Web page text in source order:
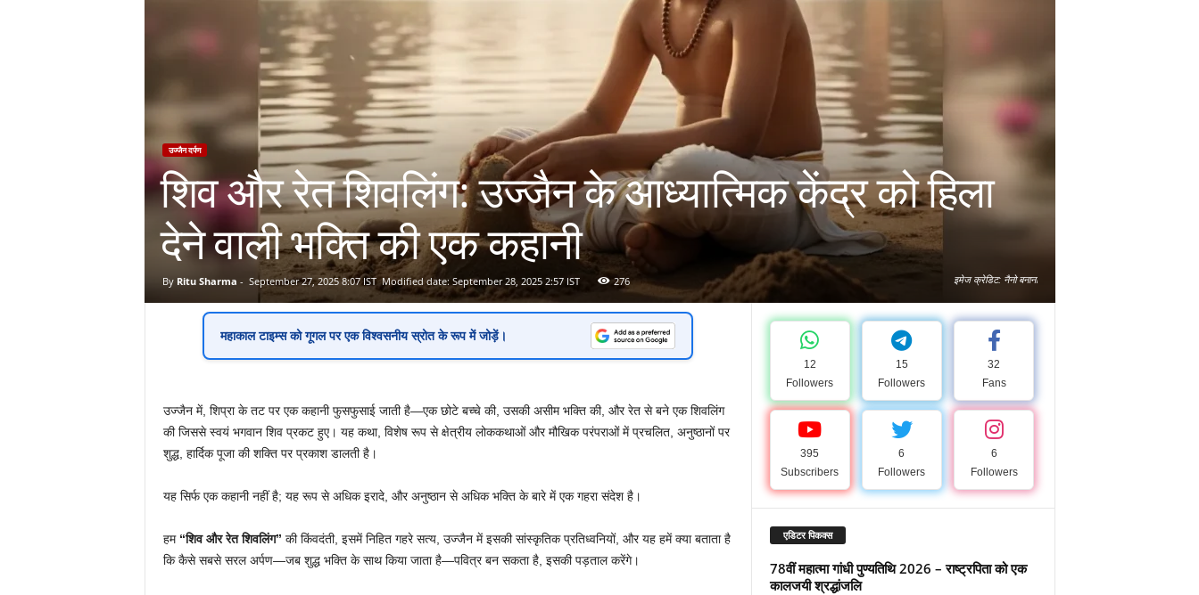
इमेज क्रेडिट: नैनो बनाना
उज्जैन दर्पण
शिव और रेत शिवलिंग: उज्जैन के आध्यात्मिक केंद्र को हिला
देने वाली भक्ति की एक कहानी
By Ritu Sharma - September 27, 2025 8:07 IST Modified date: September 28, 2025 2:57 IST 276
महाकाल टाइम्सको गूगल पर एकविश्वसनीय स्रोतके रूप में जोड़ें।
उज्जैन में, शिप्रा के तट पर एक कहानी फुसफुसाई जाती है—एक छोटे बच्चे की, उसकी असीम भक्ति की, और रेत से बने एक शिवलिंग
की जिससे स्वयं भगवान शिव प्रकट हुए। यह कथा, विशेष रूप से क्षेत्रीय लोककथाओं और मौखिक परंपराओं में प्रचलित, अनुष्ठानों पर
शुद्ध, हार्दिक पूजा की शक्ति पर प्रकाश डालती है।
यह सिर्फ एक कहानी नहीं है; यह रूप से अधिक इरादे, और अनुष्ठान से अधिक भक्ति के बारे में एक गहरा संदेश है।
हम “शिव और रेत शिवलिंग” की किंवदंती, इसमें निहित गहरे सत्य, उज्जैन में इसकी सांस्कृतिक प्रतिध्वनियों, और यह हमें क्या बताता है
कि कैसे सबसे सरल अर्पण—जब शुद्ध भक्ति के साथ किया जाता है—पवित्र बन सकता है, इसकी पड़ताल करेंगे।
12
Followers
15
Followers
32
Fans
395
Subscribers
6
Followers
6
Followers
एडिटर पिकक्स
78वीं महात्मा गांधी पुण्यतिथि 2026 – राष्ट्रपिता को एक
कालजयी श्रद्धांजलि